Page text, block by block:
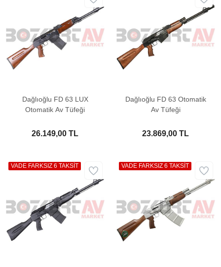
Dağlıoğlu FD 63 LUX
Otomatik Av Tüfeği
26.149,00 TL
Dağlıoğlu FD 63 Otomatik
Av Tüfeği
23.869,00 TL
VADE FARKSIZ 6 TAKSİT VADE FARKSIZ 6 TAKSİT